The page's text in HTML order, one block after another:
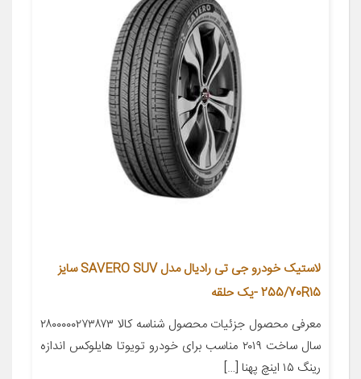
لاستیک خودرو جی تی رادیال مدل SAVERO SUV سایز
255/70R15 -یک حلقه
معرفی محصول جزئیات محصول شناسه کالا ۲۸۰۰۰۰۰۲۷۳۸۷۳
سال ساخت ۲۰۱۹ مناسب برای خودرو تویوتا هایلوکس اندازه
رینگ ۱۵ اینچ پهنا […]